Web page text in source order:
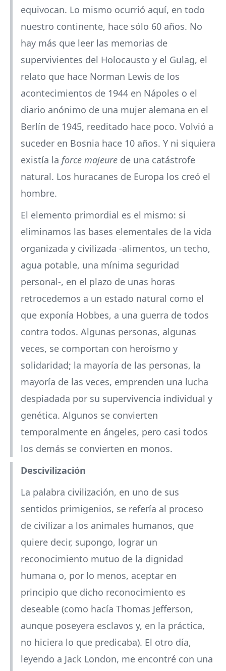
equivocan. Lo mismo ocurrió aquí, en todo
nuestro continente, hace sólo 60 años. No
hay más que leer las memorias de
supervivientes del Holocausto y el Gulag, el
relato que hace Norman Lewis de los
acontecimientos de 1944 en Nápoles o el
diario anónimo de una mujer alemana en el
Berlín de 1945, reeditado hace poco. Volvió a
suceder en Bosnia hace 10 años. Y ni siquiera
existía la force majeurede una catástrofe
natural. Los huracanes de Europa los creó el
hombre.
El elemento primordial es el mismo: si
eliminamos las bases elementales de la vida
organizada y civilizada -alimentos, un techo,
agua potable, una mínima seguridad
personal-, en el plazo de unas horas
retrocedemos a un estado natural como el
que exponía Hobbes, a una guerra de todos
contra todos. Algunas personas, algunas
veces, se comportan con heroísmo y
solidaridad; la mayoría de las personas, la
mayoría de las veces, emprenden una lucha
despiadada por su supervivencia individual y
genética. Algunos se convierten
temporalmente en ángeles, pero casi todos
los demás se convierten en monos.
Descivilización
La palabra civilización, en uno de sus
sentidos primigenios, se refería al proceso
de civilizar a los animales humanos, que
quiere decir, supongo, lograr un
reconocimiento mutuo de la dignidad
humana o, por lo menos, aceptar en
principio que dicho reconocimiento es
deseable (como hacía Thomas Jefferson,
aunque poseyera esclavos y, en la práctica,
no hiciera lo que predicaba). El otro día,
leyendo a Jack London, me encontré con una